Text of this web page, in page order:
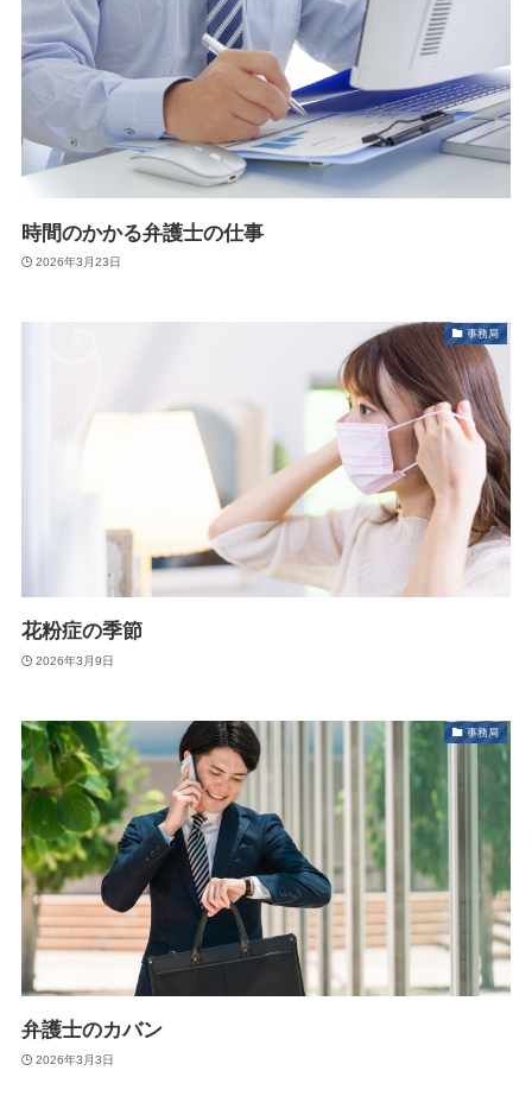
時間のかかる弁護士の仕事
2026年3月23日
事務局
花粉症の季節
2026年3月9日
事務局
弁護士のカバン
2026年3月3日